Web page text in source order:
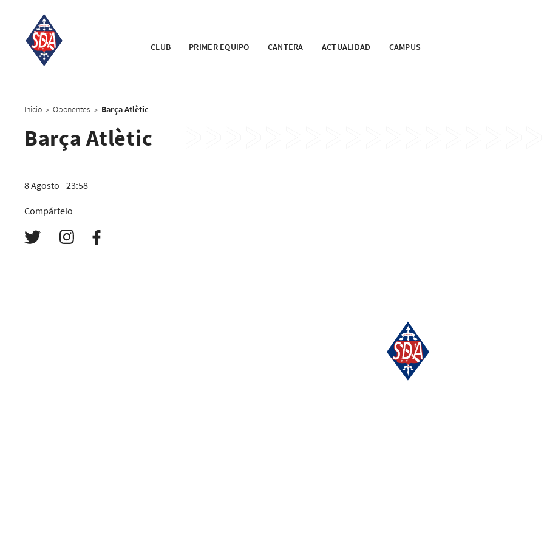
CLUB PRIMER EQUIPO CANTERA ACTUALIDAD CAMPUS
Inicio > Oponentes > Barça Atlètic
Barça Atlètic
8 Agosto - 23:58
Compártelo